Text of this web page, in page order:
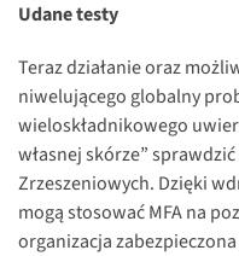
Udane testy
Teraz działanie oraz
niwelującego globalny
wieloskładnikowego
własnej skórze”
Zrzeszeniowych. Dzięki
mogą stosować MFA na
organizacja